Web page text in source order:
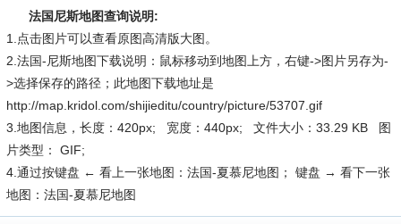
法国尼斯地图查询说明:
1.点击图片可以查看原图高清版大图。
2.法国-尼斯地图下载说明：鼠标移动到地图上方，右键->图片另存为-
>选择保存的路径；此地图下载地址是
http://map.kridol.com/shijieditu/country/picture/53707.gif
3.地图信息，长度：420px; 宽度：440px; 文件大小：33.29 KB 图
片类型： GIF;
4.通过按键盘 ← 看上一张地图：法国-夏慕尼地图； 键盘 → 看下一张
地图：法国-夏慕尼地图